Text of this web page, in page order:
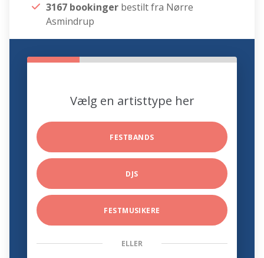
3167 bookinger bestilt fra Nørre
Asmindrup
Vælg en artisttype her
FESTBANDS
DJS
FESTMUSIKERE
ELLER